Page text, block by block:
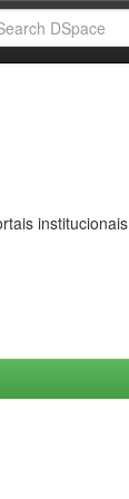
institucionais